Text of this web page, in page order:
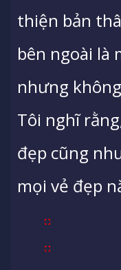
thiện bản
bên ngoài
nhưng
Tôi nghĩ
đẹp cũng
mọi vẻ đẹp